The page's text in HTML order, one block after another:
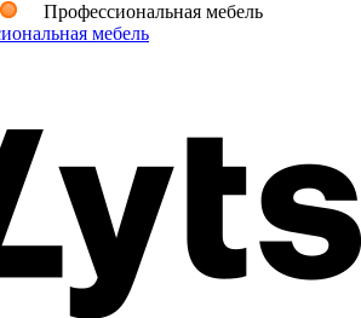
Профессиональная мебель
мебель